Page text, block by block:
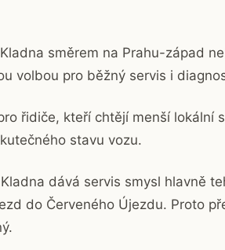
směrem na Prahu-západ
volbou pro běžný servis i
řidiče, kteří chtějí menší lokální
stavu vozu.
dává servis smysl hlavně
do Červeného Újezdu. Proto